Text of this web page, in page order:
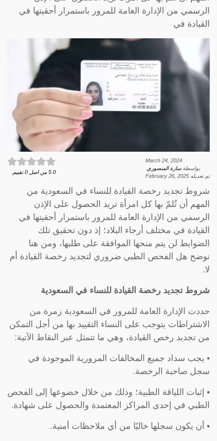
الرسمي من الإدارة العامة للمرور باستمرار أحقيتها في
القيادة في
March 24, 2024
بواسطةسارة المنصوري
تم تعديله February 26, 2025
0
5 من اصل 0 تقييم.
شروط تجديد رخصة القيادة للنساء في السعودية من
المهم أن تُلمّ بها كل امرأة تريد الحصول على الإذن
الرسمي من الإدارة العامة للمرور باستمرار أحقيتها في
القيادة في مختلف أرجاء البلاد؛ إذ دون تحقيق تلك
الضوابط لن يتم منحها الموافقة على طلبها، ومن هنا
نوضح هل الفحص الطبي ضروري لتجديد رخصة القيادة أم
لا.
شروط تجديد رخصة القيادة للنساء في السعودية
حددت الإدارة العامة للمرور في السعودية زمرة من
الاشتراطات يتوجب على النساء التقييد بها من أجل التمكن
من تجديد رخص القيادة، وهي ما تتمثل عبر النقاط الآتية:
• يجب سداد جميع المخالفات المرورية الموجودة في
سجل صاحبة الرخصة.
• إثبات اللياقة الطبية؛ وذلك من خلال خضوعها إلى الفحص
الطبي في إحدى المراكز المعتمدة والحصول على شهادة.
• أن يكون سجلها خاليًا من أي ملاحظات أمنية.